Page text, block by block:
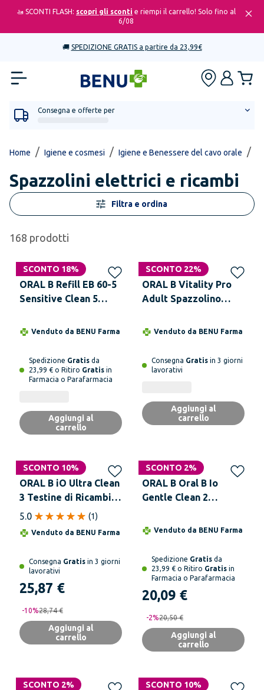
🚤 SCONTI FLASH: scopri gli sconti e riempi il carrello! Solo fino al
6/08
🚚 SPEDIZIONE GRATIS a partire da 23,99€
Consegna e offerte per
Home / Igiene e cosmesi / Igiene e Benessere del cavo orale /
Spazzolini elettrici e ricambi
Filtra e ordina
168 prodotti
SCONTO 18%
ORAL B Refill EB 60-5
Sensitive Clean 5
Venduto da BENU Farma
Spedizione Gratis da
23,99 € o Ritiro Gratis in
Farmacia o Parafarmacia
Aggiungi al
carrello
SCONTO 22%
ORAL B Vitality Pro
Adult Spazzolino
Venduto da BENU Farma
Consegna Gratis in 3 giorni
lavorativi
Aggiungi al
carrello
SCONTO 10%
ORAL B iO Ultra Clean
3 Testine di Ricambio
Nere con Setole
5.0 (1)
Venduto da BENU Farma
Consegna Gratis in 3 giorni
lavorativi
25,87 €
-10%28,74 €
Aggiungi al
carrello
SCONTO 2%
ORAL B Oral B Io
Gentle Clean 2
Spazzolino Elettrico
Venduto da BENU Farma
Spedizione Gratis da
23,99 € o Ritiro Gratis in
Farmacia o Parafarmacia
20,09 €
-2%20,50 €
Aggiungi al
carrello
SCONTO 2% SCONTO 10%